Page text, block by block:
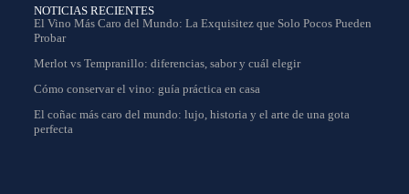
NOTICIAS RECIENTES
El Vino Más Caro del Mundo: La Exquisitez que Solo Pocos Pueden
Probar
Merlot vs Tempranillo: diferencias, sabor y cuál elegir
Cómo conservar el vino: guía práctica en casa
El coñac más caro del mundo: lujo, historia y el arte de una gota
perfecta